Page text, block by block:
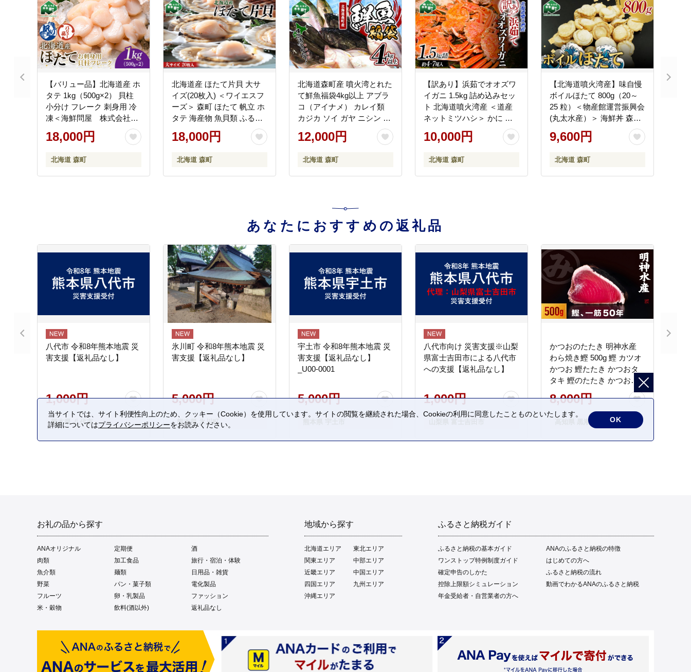
【バリュー品】北海道産 ホ
タテ 1kg（500g×2） 貝柱
小分け フレーク 刺身用 冷
凍＜海鮮問屋 株式会社
瑞宝＞ 小分け 森町 ほたて
帆立 ホタテ 海産物 魚貝類
柱 ふるさと納税 北海道 訳
あり mr1-1258
18,000円
北海道 森町
北海道産 ほたて片貝 大サ
イズ(20枚入) ＜ワイエスフ
ーズ＞ 森町 ほたて 帆立 ホ
タテ 海産物 魚貝類 ふるさ
と納税 北海道 mr1-0880
18,000円
北海道 森町
北海道森町産 噴火湾とれた
て鮮魚福袋4kg以上 アブラ
コ（アイナメ） カレイ類
カジカ ソイ ガヤ ニシン 福
袋 鮮魚 海鮮 セット 焼き魚
煮付け 鍋 ふるさと納税 北
12,000円
北海道 森町
【訳あり】浜茹でオオズワ
イガニ 1.5kg 詰め込みセッ
ト 北海道噴火湾産 ＜道産
ネットミツハシ＞ かに カ
ニ 蟹 がに 北海道 森町 ふる
さと納税 mr1-1381
10,000円
北海道 森町
【北海道噴火湾産】味自慢
ボイルほたて 800g（20～
25 粒）＜物産館運営振興会
(丸太水産）＞ 海鮮丼 森町
ほたて 帆立 ホタテ 貝柱 海
産物 魚貝類 ふるさと納税
9,600円
北海道 森町
あなたにおすすめの返礼品
八代市 令和8年熊本地震 災
害支援【返礼品なし】
1,000円
熊本県 八代市
氷川町 令和8年熊本地震 災
害支援【返礼品なし】
5,000円
熊本県 氷川町
宇土市 令和8年熊本地震 災
害支援【返礼品なし】
_U00-0001
5,000円
八代市向け 災害支援※山梨
県富士吉田市による八代市
への支援【返礼品なし】
1,000円
かつおのたたき 明神水産
わら焼き鰹 500g 鰹 カツオ
かつお 鰹たたき かつおタ
タキ 鰹のたたき かつおの
タタキ 藁焼き わら焼き 魚
さかな 海鮮 刺身 お刺身 冷
凍 ご家庭用 グルメ 特産品
ご当地 本場 高知 黒潮町 ギ
8,000円
高知県 黒潮町
お礼の品から探す
ANAオリジナル 定期便
酒
肉類
加工食品
旅行・宿泊・体験
魚介類
麺類
日用品・雑貨
野菜
パン・菓子類
電化製品
フルーツ
卵・乳製品
ファッション
米・穀物
飲料(酒以外) 返礼品なし
地域から探す
北海道エリア
東北エリア
関東エリア
中部エリア
近畿エリア
中国エリア
四国エリア
九州エリア
沖縄エリア
ふるさと納税ガイド
ふるさと納税の基本ガイド
ANAのふるさと納税の特徴
ワンストップ特例制度ガイド
はじめての方へ
確定申告のしかた
ふるさと納税の流れ
控除上限額シミュレーション
動画でわかるANAのふるさと納税
年金受給者・自営業者の方へ
当サイトでは、サイト利便性向上のため、クッキー（Cookie）を使用しています。サイトの閲覧を継続された場合、Cookieの利用に同意したことものといたします。
詳細についてはプライバシーポリシーをお読みください。
OK